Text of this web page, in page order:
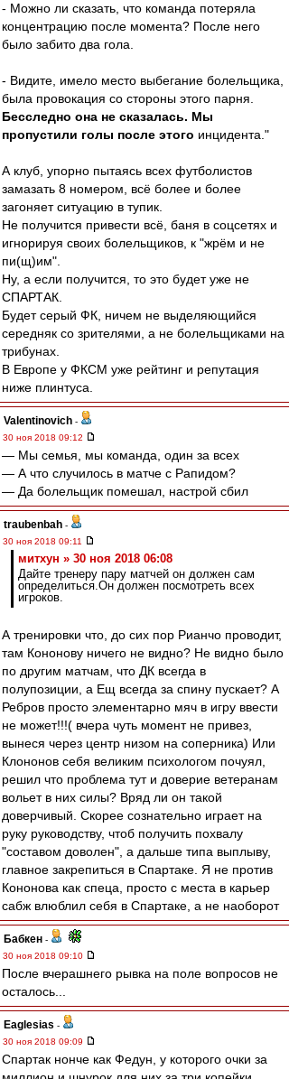
- Можно ли сказать, что команда потеряла
концентрацию после момента? После него
было забито два гола.
​- Видите, имело место выбегание болельщика,
была провокация со стороны этого парня.
Бесследно она не сказалась. Мы
пропустили голы после этого инцидента."
А клуб, упорно пытаясь всех футболистов
замазать 8 номером, всё более и более
загоняет ситуацию в тупик.
Не получится привести всё, баня в соцсетях и
игнорируя своих болельщиков, к "жрём и не
пи(щ)им".
Ну, а если получится, то это будет уже не
СПАРТАК.
Будет серый ФК, ничем не выделяющийся
середняк со зрителями, а не болельщиками на
трибунах.
В Европе у ФКСМ уже рейтинг и репутация
ниже плинтуса.
Valentinovich -
30 ноя 2018 09:12
— Мы семья, мы команда, один за всех
— А что случилось в матче с Рапидом?
— Да болельщик помешал, настрой сбил
traubenbah -
30 ноя 2018 09:11
митхун » 30 ноя 2018 06:08
Дайте тренеру пару матчей он должен сам
определиться.Он должен посмотреть всех
игроков.
А тренировки что, до сих пор Рианчо проводит,
там Кононову ничего не видно? Не видно было
по другим матчам, что ДК всегда в
полупозиции, а Ещ всегда за спину пускает? А
Ребров просто элементарно мяч в игру ввести
не может!!!( вчера чуть момент не привез,
вынеся через центр низом на соперника) Или
Клононов себя великим психологом почуял,
решил что проблема тут и доверие ветеранам
вольет в них силы? Вряд ли он такой
доверчивый. Скорее сознательно играет на
руку руководству, чтоб получить похвалу
"составом доволен", а дальше типа выплыву,
главное закрепиться в Спартаке. Я не против
Кононова как спеца, просто с места в карьер
сабж влюблил себя в Спартаке, а не наоборот
Бабкен -
30 ноя 2018 09:10
После вчерашнего рывка на поле вопросов не
осталось...
Eaglesias -
30 ноя 2018 09:09
Спартак нонче как Федун, у которого очки за